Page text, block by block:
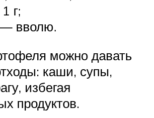
г;
вволю.
можно давать
каши, супы,
избегая
продуктов.